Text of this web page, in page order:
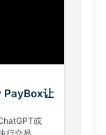
PayBox让
或